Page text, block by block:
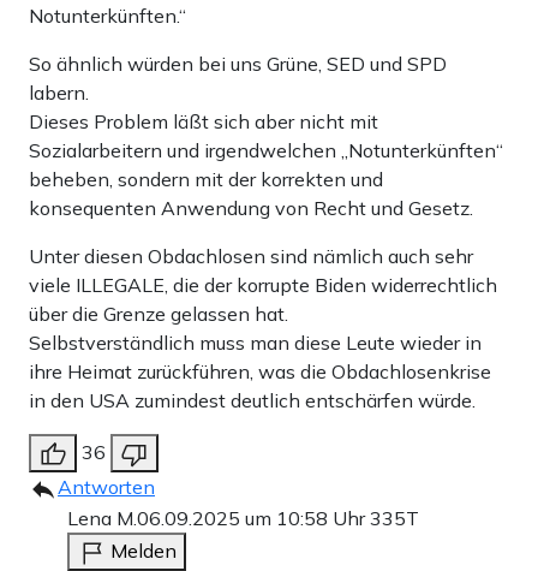
Notunterkünften.“
So ähnlich würden bei uns Grüne, SED und SPD
labern.
Dieses Problem läßt sich aber nicht mit
Sozialarbeitern und irgendwelchen „Notunterkünften“
beheben, sondern mit der korrekten und
konsequenten Anwendung von Recht und Gesetz.
Unter diesen Obdachlosen sind nämlich auch sehr
viele ILLEGALE, die der korrupte Biden widerrechtlich
über die Grenze gelassen hat.
Selbstverständlich muss man diese Leute wieder in
ihre Heimat zurückführen, was die Obdachlosenkrise
in den USA zumindest deutlich entschärfen würde.
36
Antworten
Lena M. 06.09.2025 um 10:58 Uhr335T
Melden